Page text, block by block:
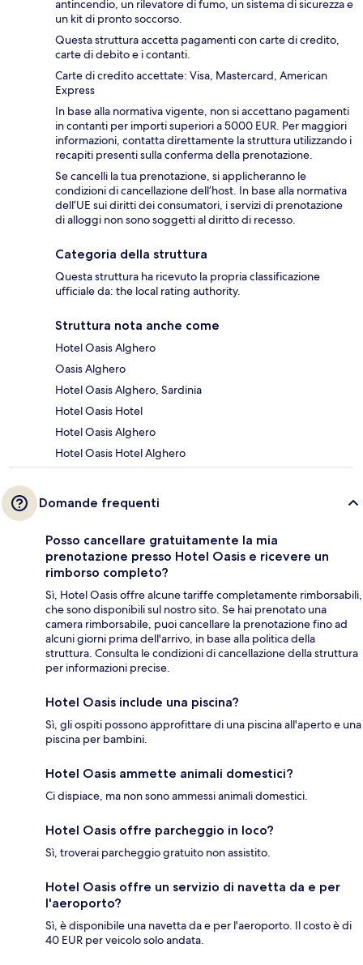
antincendio, un rilevatore di fumo, un sistema di sicurezza e
un kit di pronto soccorso.
Questa struttura accetta pagamenti con carte di credito,
carte di debito e i contanti.
Carte di credito accettate: Visa, Mastercard, American
Express
In base alla normativa vigente, non si accettano pagamenti
in contanti per importi superiori a 5000 EUR. Per maggiori
informazioni, contatta direttamente la struttura utilizzando i
recapiti presenti sulla conferma della prenotazione.
Se cancelli la tua prenotazione, si applicheranno le
condizioni di cancellazione dell’host. In base alla normativa
dell’UE sui diritti dei consumatori, i servizi di prenotazione
di alloggi non sono soggetti al diritto di recesso.
Categoria della struttura
Questa struttura ha ricevuto la propria classificazione
ufficiale da: the local rating authority.
Struttura nota anche come
Hotel Oasis Alghero
Oasis Alghero
Hotel Oasis Alghero, Sardinia
Hotel Oasis Hotel
Hotel Oasis Alghero
Hotel Oasis Hotel Alghero
Domande frequenti
Posso cancellare gratuitamente la mia
prenotazione presso Hotel Oasis e ricevere un
rimborso completo?
Sì, Hotel Oasis offre alcune tariffe completamente rimborsabili,
che sono disponibili sul nostro sito. Se hai prenotato una
camera rimborsabile, puoi cancellare la prenotazione fino ad
alcuni giorni prima dell'arrivo, in base alla politica della
struttura. Consulta le condizioni di cancellazione della struttura
per informazioni precise.
Hotel Oasis include una piscina?
Sì, gli ospiti possono approfittare di una piscina all'aperto e una
piscina per bambini.
Hotel Oasis ammette animali domestici?
Ci dispiace, ma non sono ammessi animali domestici.
Hotel Oasis offre parcheggio in loco?
Sì, troverai parcheggio gratuito non assistito.
Hotel Oasis offre un servizio di navetta da e per
l'aeroporto?
Sì, è disponibile una navetta da e per l'aeroporto. Il costo è di
40 EUR per veicolo solo andata.